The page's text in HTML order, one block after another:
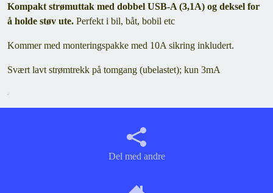
Kompakt strømuttak med dobbel USB-A (3,1A) og deksel for
å holde støv ute. Perfekt i bil, båt, bobil etc
Kommer med monteringspakke med 10A sikring inkludert.
Svært lavt strømtrekk på tomgang (ubelastet); kun 3mA
Del med andre